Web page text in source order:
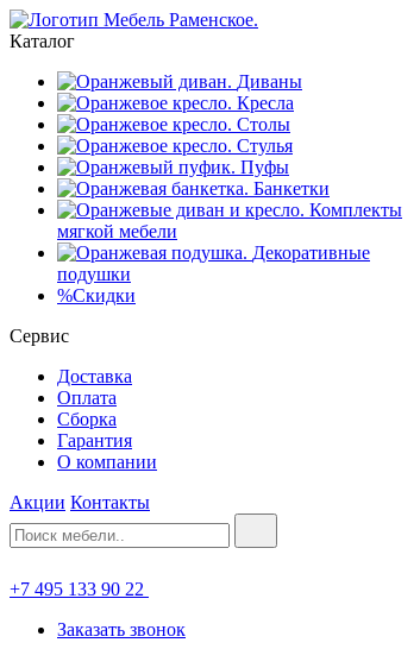
Каталог
Диваны
Кресла
Столы
Стулья
Пуфы
Банкетки
Комплекты
мягкой мебели
Декоративные
подушки
%Скидки
Сервис
Доставка
Оплата
Сборка
Гарантия
О компании
Акции Контакты
+7 495 133 90 22
Заказать звонок